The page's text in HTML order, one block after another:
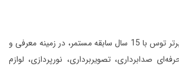
مجموعه گسترش صدا برتر توس با 15 سال سابقه مستمر، در زمینه معرفی و
صدابرداری، تصویربرداری، نورپردازی، لوازم